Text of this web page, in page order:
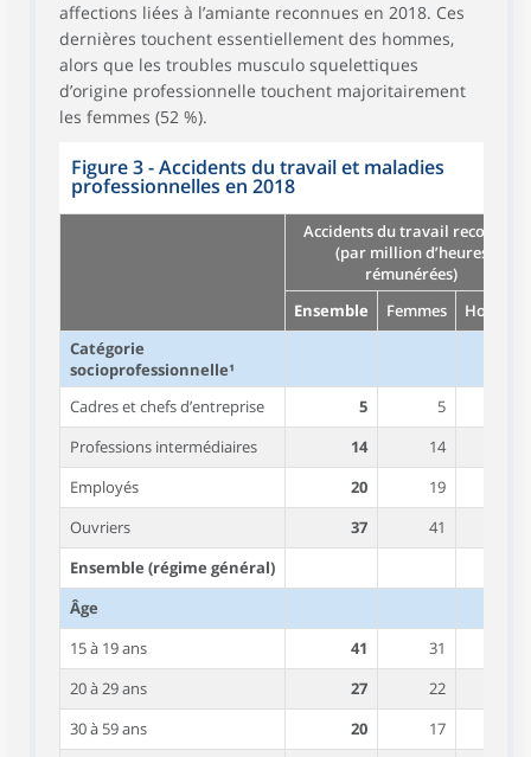
affections liées à l’amiante reconnues en 2018. Ces
dernières touchent essentiellement des hommes,
alors que les troubles musculo squelettiques
d’origine professionnelle touchent majoritairement
les femmes (52 %).
Figure 3 - Accidents du travail et maladies
professionnelles en 2018
Accidents du travail reconnus
(par million d’heures
rémunérées)
Ensemble
Femmes
Hommes
Catégorie
socioprofessionnelle¹
Cadres et chefs d’entreprise
5 5
Professions intermédiaires
14 14
Employés
20 19
Ouvriers
37 41
Ensemble (régime général)
Âge
15 à 19 ans
41 31
20 à 29 ans
27 22
30 à 59 ans
20 17